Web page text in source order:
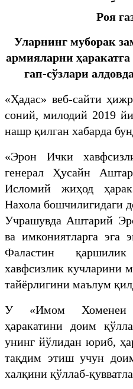
Роя
Уларнинг муборак
армияларни
гап-сўзлари
«Ҳадас» веб-сайти
соний, милодий 2019
нашр қилган хабарда
«Эрон Ички
генерал Ҳусайн
Исломий жиҳод
Нахола бошчилигидаги
Учрашувда Аштарий
ва имкониятларга эга
Фаластин
хавфсизлик кучларини
тайёрлигини маълум
У «Имом Хоменеи
ҳаракатини доим
унинг йўлидан юриб,
тақдим этиш учун
халқини қўллаб-